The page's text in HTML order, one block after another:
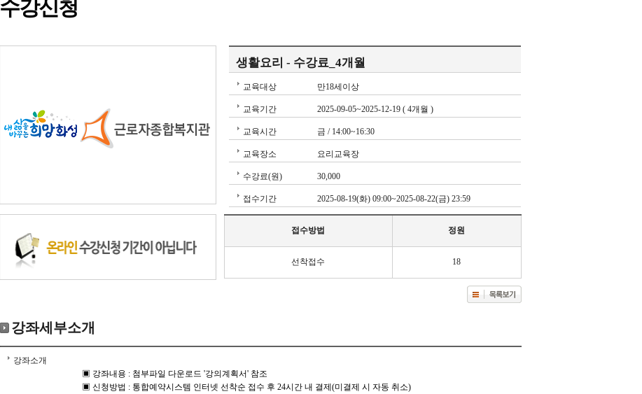
수강신청
생활요리 - 수강료_4개월
교육대상 만18세이상
교육기간 2025-09-05~2025-12-19 ( 4개월 )
교육시간 금 / 14:00~16:30
교육장소 요리교육장
수강료(원) 30,000
접수기간 2025-08-19(화) 09:00~2025-08-22(금) 23:59
접수방법 정원
선착접수 18
강좌세부소개
강좌소개
▣ 강좌내용 : 첨부파일 다운로드 '강의계획서' 참조
▣ 신청방법 : 통합예약시스템 인터넷 선착순 접수 후 24시간 내 결제(미결제 시 자동 취소)